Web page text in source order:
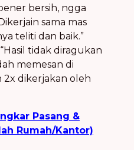
bersih, ngga
sama mas
teliti dan baik.”
tidak diragukan
memesan di
2x dikerjakan oleh
Pasang &
Rumah/Kantor)